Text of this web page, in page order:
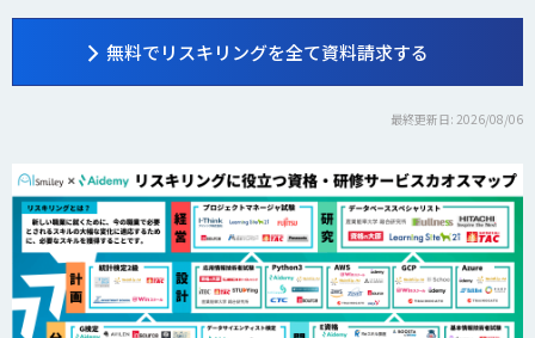
無料でリスキリングを全て資料請求する
最終更新日: 2026/08/06